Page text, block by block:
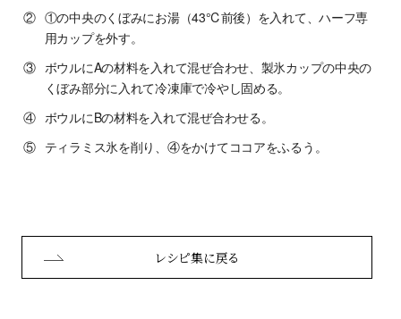
② ①の中央のくぼみにお湯（43℃前後）を入れて、ハーフ専
用カップを外す。
③ ボウルにAの材料を入れて混ぜ合わせ、製氷カップの中央の
くぼみ部分に入れて冷凍庫で冷やし固める。
④ ボウルにBの材料を入れて混ぜ合わせる。
⑤ ティラミス氷を削り、④をかけてココアをふるう。
レシピ集に戻る